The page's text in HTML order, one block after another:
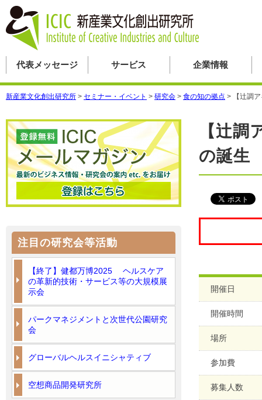
代表メッセージ サービス 企業情報
新産業文化創出研究所 > セミナー・イベント > 研究会 > 食の知の拠点 > 【辻調
【辻
の誕生
開催日
開催時間
場所
参加費
募集人数
注目の研究会等活動
【終了】健都万博2025 ヘルスケア
の革新的技術・サービス等の大規模展
示会
パークマネジメントと次世代公園研究
会
グローバルヘルスイニシャティブ
空想商品開発研究所